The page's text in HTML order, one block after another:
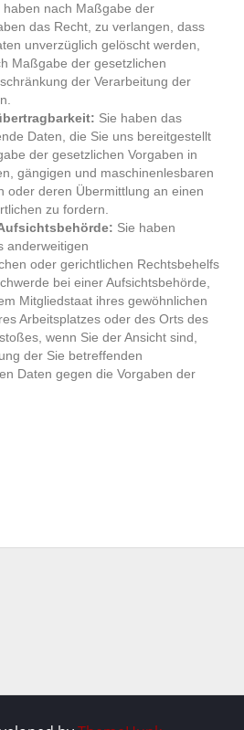
haben nach Maßgabe der
das Recht, zu verlangen, dass
unverzüglich gelöscht werden,
Maßgabe der gesetzlichen
der Verarbeitung der
Sie haben das
Daten, die Sie uns bereitgestellt
der gesetzlichen Vorgaben in
gängigen und maschinenlesbaren
oder deren Übermittlung an einen
zu fordern.
Sie haben
anderweitigen
oder gerichtlichen Rechtsbehelfs
bei einer Aufsichtsbehörde,
Mitgliedstaat ihres gewöhnlichen
Arbeitsplatzes oder des Orts des
wenn Sie der Ansicht sind,
der Sie betreffenden
Daten gegen die Vorgaben der